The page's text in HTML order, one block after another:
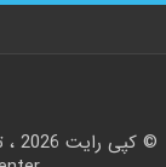
© کپی رایت 2026 ، تمامی حقوق برای سایت